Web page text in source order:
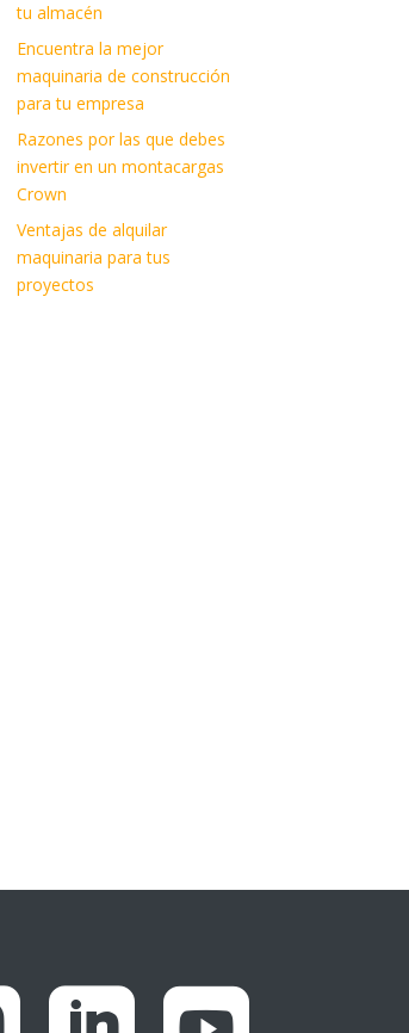
tu almacén
Encuentra la mejor
maquinaria de construcción
para tu empresa
Razones por las que debes
invertir en un montacargas
Crown
Ventajas de alquilar
maquinaria para tus
proyectos